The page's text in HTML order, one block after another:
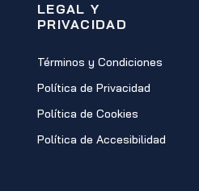
LEGAL Y
PRIVACIDAD
Términos y Condiciones
Política de Privacidad
Política de Cookies
Política de Accesibilidad